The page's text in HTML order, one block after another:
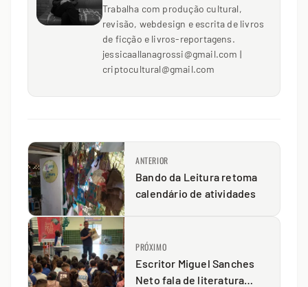
Trabalha com produção cultural,
revisão, webdesign e escrita de livros
de ficção e livros-reportagens.
jessicaallanagrossi@gmail.com |
criptocultural@gmail.com
ANTERIOR
Bando da Leitura retoma
calendário de atividades
PRÓXIMO
Escritor Miguel Sanches
Neto fala de literatura